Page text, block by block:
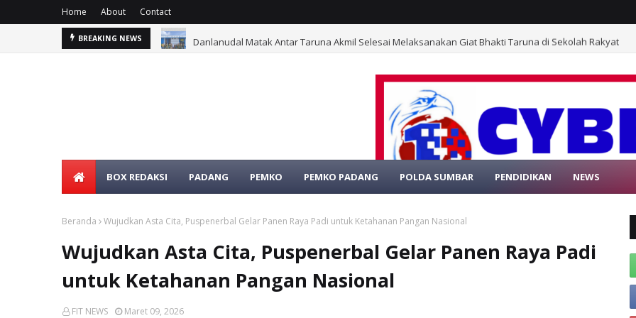
Home About Contact
BREAKING NEWS Danlanudal Matak Antar Taruna Akmil Selesai Melaksanakan Giat Bhakti Taruna di Sekolah Rakyat
SELAMAT
BOX REDAKSI PADANG PEMKO PEMKO PADANG POLDA SUMBAR PENDIDIKAN NEWS
Beranda Wujudkan Asta Cita, Puspenerbal Gelar Panen Raya Padi untuk Ketahanan Pangan Nasional
Wujudkan Asta Cita, Puspenerbal Gelar Panen Raya Padi
untuk Ketahanan Pangan Nasional
FIT NEWS Maret 09, 2026